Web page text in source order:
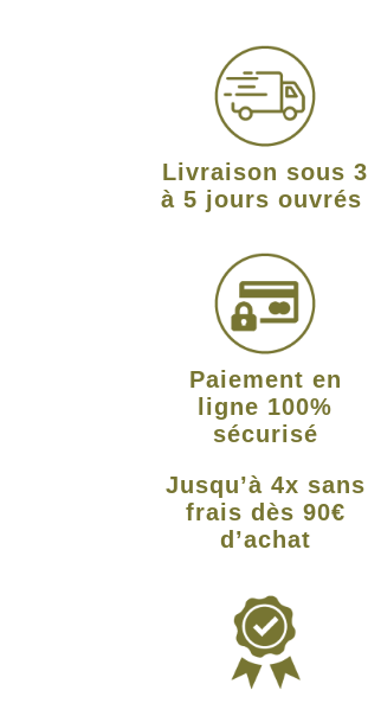
Livraison sous 3
à 5 jours ouvrés
Paiement en
ligne 100%
sécurisé
Jusqu’à 4x sans
frais dès 90€
d’achat